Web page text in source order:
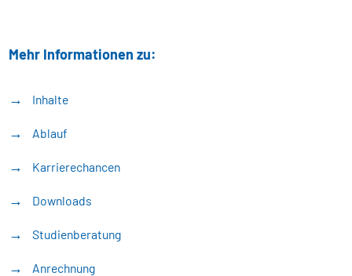
Mehr Informationen zu:
Inhalte
Ablauf
Karrierechancen
Downloads
Studienberatung
Anrechnung